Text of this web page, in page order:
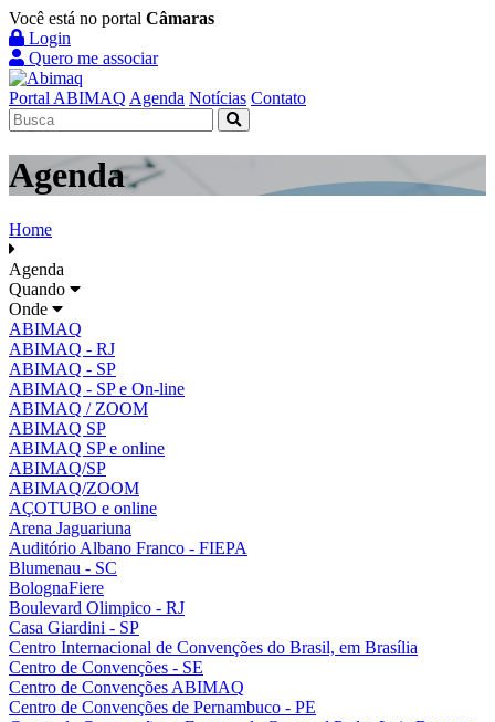
Você está no portal Câmaras
Login
Quero me associar
Portal ABIMAQ Agenda Notícias Contato
Agenda
Home
Agenda
Quando
Onde
ABIMAQ
ABIMAQ - RJ
ABIMAQ - SP
ABIMAQ - SP e On-line
ABIMAQ / ZOOM
ABIMAQ SP
ABIMAQ SP e online
ABIMAQ/SP
ABIMAQ/ZOOM
AÇOTUBO e online
Arena Jaguariuna
Auditório Albano Franco - FIEPA
Blumenau - SC
BolognaFiere
Boulevard Olimpico - RJ
Casa Giardini - SP
Centro Internacional de Convenções do Brasil, em Brasília
Centro de Convenções - SE
Centro de Convenções ABIMAQ
Centro de Convenções de Pernambuco - PE